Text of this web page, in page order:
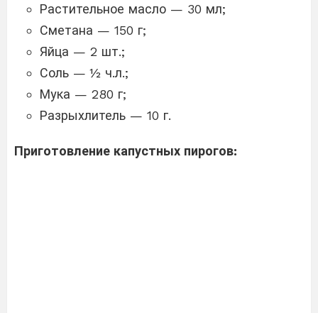
Растительное масло — 30 мл;
Сметана — 150 г;
Яйца — 2 шт.;
Соль — ½ ч.л.;
Мука — 280 г;
Разрыхлитель — 10 г.
Приготовление капустных пирогов: